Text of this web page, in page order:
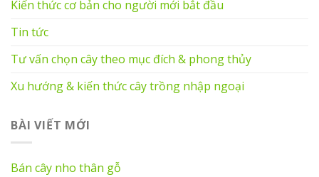
Kiến thức cơ bản cho người mới bắt đầu
Tin tức
Tư vấn chọn cây theo mục đích & phong thủy
Xu hướng & kiến thức cây trồng nhập ngoại
BÀI VIẾT MỚI
Bán cây nho thân gỗ